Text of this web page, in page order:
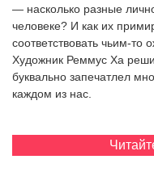
— насколько разные
человеке? И как их
соответствовать чьим-
Художник Реммус Ха
буквально запечатлел
каждом из нас.